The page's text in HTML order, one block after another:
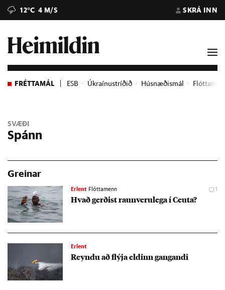
12°C 4 M/S SKRÁ INN
FRÉTTAMÁL ESB Úkraínustríðið Húsnæðismál
SVÆÐI
Spánn
Greinar
Erlent Flóttamenn 1
Hvað gerð­ist raun­veru­lega í Ceuta?
Erlent
Reyndu að flýja eld­inn gang­andi